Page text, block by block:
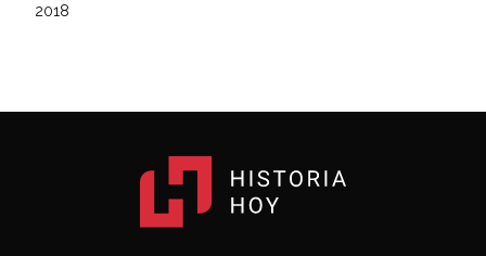
2018